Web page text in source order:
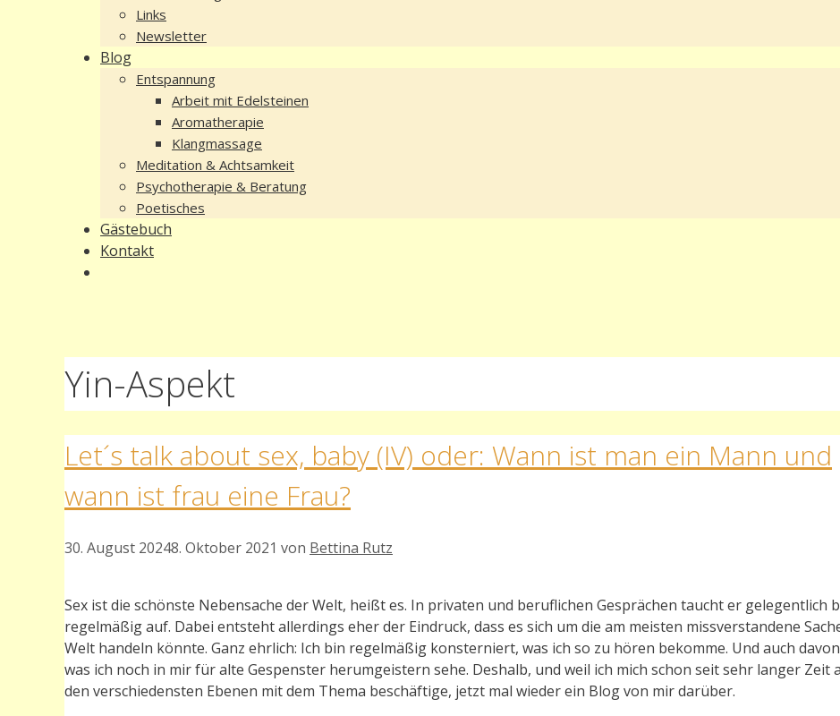
Links
Newsletter
Blog
Entspannung
Arbeit mit Edelsteinen
Aromatherapie
Klangmassage
Meditation & Achtsamkeit
Psychotherapie & Beratung
Poetisches
Gästebuch
Kontakt
Yin-Aspekt
Let´s talk about sex, baby (IV) oder: Wann ist man ein Mann und
wann ist frau eine Frau?
30. August 20248. Oktober 2021 von Bettina Rutz
Sex ist die schönste Nebensache der Welt, heißt es. In privaten und beruflichen Gesprächen taucht er gelegentlich
regelmäßig auf. Dabei entsteht allerdings eher der Eindruck, dass es sich um die am meisten missverstandene
Welt handeln könnte. Ganz ehrlich: Ich bin regelmäßig konsterniert, was ich so zu hören bekomme. Und auch
was ich noch in mir für alte Gespenster herumgeistern sehe. Deshalb, und weil ich mich schon seit sehr langer Zeit
den verschiedensten Ebenen mit dem Thema beschäftige, jetzt mal wieder ein Blog von mir darüber.